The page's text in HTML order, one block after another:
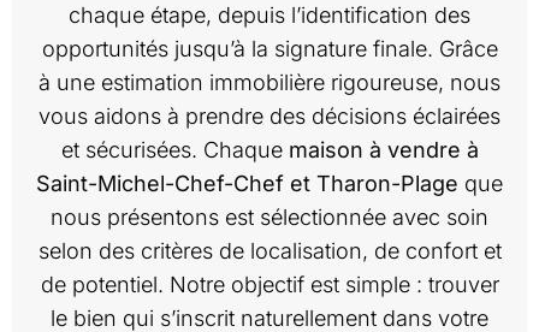
chaque étape, depuis l’identification des
opportunités jusqu’à la signature finale. Grâce
à une estimation immobilière rigoureuse, nous
vous aidons à prendre des décisions éclairées
et sécurisées. Chaque maison à vendre à
Saint-Michel-Chef-Chef et Tharon-Plage que
nous présentons est sélectionnée avec soin
selon des critères de localisation, de confort et
de potentiel. Notre objectif est simple : trouver
le bien qui s’inscrit naturellement dans votre